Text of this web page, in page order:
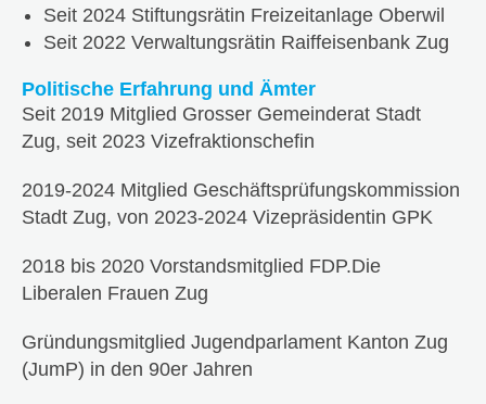
Seit 2024 Stiftungsrätin Freizeitanlage Oberwil
Seit 2022 Verwaltungsrätin Raiffeisenbank Zug
Politische Erfahrung und Ämter
Seit 2019 Mitglied Grosser Gemeinderat Stadt
Zug, seit 2023 Vizefraktionschefin
2019-2024 Mitglied Geschäftsprüfungskommission
Stadt Zug, von 2023-2024 Vizepräsidentin GPK
2018 bis 2020 Vorstandsmitglied FDP.Die
Liberalen Frauen Zug
Gründungsmitglied Jugendparlament Kanton Zug
(JumP) in den 90er Jahren